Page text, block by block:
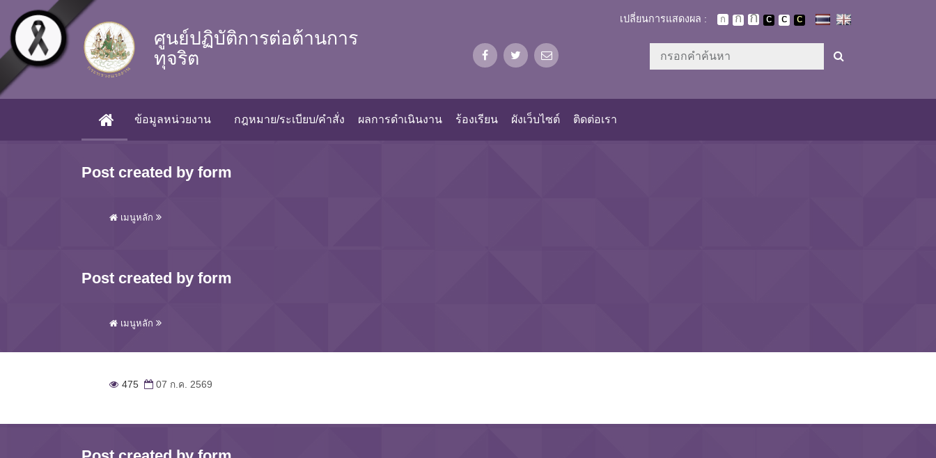
Skip to main content
ศูนย์ปฏิบัติการต่อต้านการ
ทุจริต
เปลี่ยนการแสดงผล :
(CURRENT)
ข้อมูลหน่วยงาน กฎหมาย/ระเบียบ/คำสั่ง ผลการดำเนินงาน ร้องเรียน ผังเว็บไซต์ ติดต่อเรา
Post created by form
เมนูหลัก
Post created by form
เมนูหลัก
475 07 ก.ค. 2569